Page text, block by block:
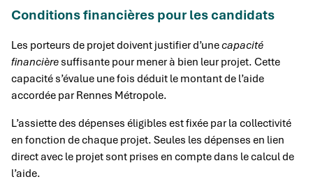
Conditions financières pour les candidats
Les porteurs de projet doivent justifier d’unecapacité
financière suffisante pour mener à bien leur projet. Cette
capacité s’évalue une fois déduit le montant de l’aide
accordée par Rennes Métropole.
L’assiette des dépenses éligibles est fixée par la collectivité
en fonction de chaque projet. Seules les dépenses en lien
direct avec le projet sont prises en compte dans le calcul de
l’aide.